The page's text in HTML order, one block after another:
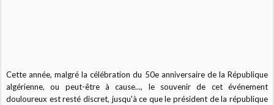
Cette année, malgré la célébration du 50e anniversaire de la République
algérienne, ou peut-être à cause..., le souvenir de cet événement
douloureux est resté discret, jusqu'à ce que le président de la république